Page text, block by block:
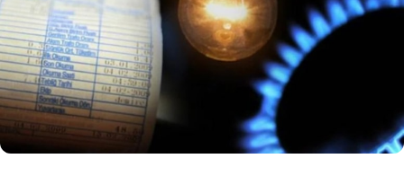
Enerji ve Tabii Kaynaklar Bakanı
Alparslan Bayraktar, elektrik ve
doğalgaza zam planlamadıklarını
açıkladı.